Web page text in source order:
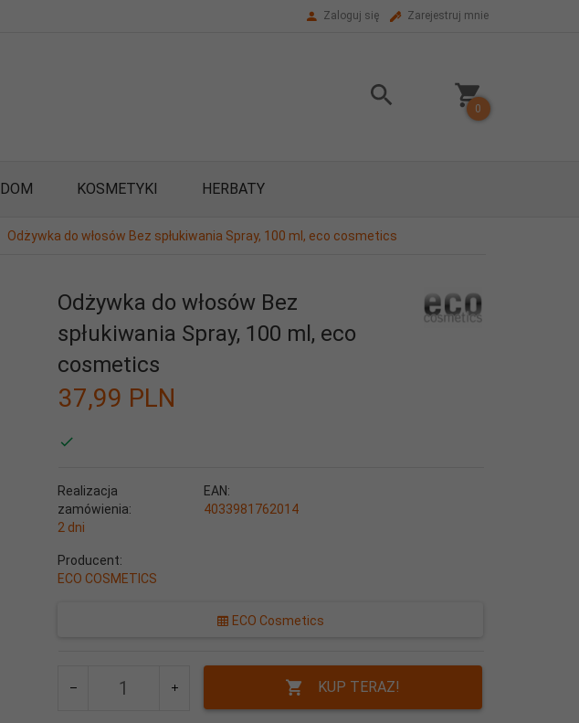
Zaloguj się Zarejestruj mnie
0
DOM KOSMETYKI HERBATY
Odżywka do włosów Bez spłukiwania Spray, 100 ml, eco cosmetics
Odżywka do włosów Bez
spłukiwania Spray, 100 ml, eco
cosmetics
37,99 PLN
Realizacja
zamówienia:
2 dni
EAN:
4033981762014
Producent:
ECO COSMETICS
ECO Cosmetics
KUP TERAZ!